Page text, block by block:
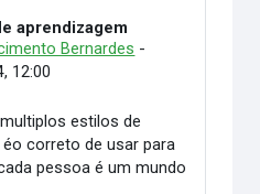
aprendizagem
Bernardes -
12:00
estilos de
éo correto de usar para
pessoa é um mundo